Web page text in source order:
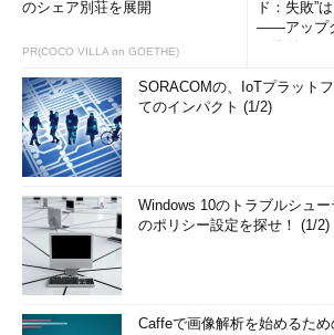
のシェア別荘を展開
PR(COCO VILLA on GOETHE)
ド：失敗”
――アップ
SORACOMの、IoTプラット
てのインパクト (1/2)
Windows 10のトラブルシュ
のポリシー設定を探せ！ (1/2)
Caffeで画像解析を始めるた